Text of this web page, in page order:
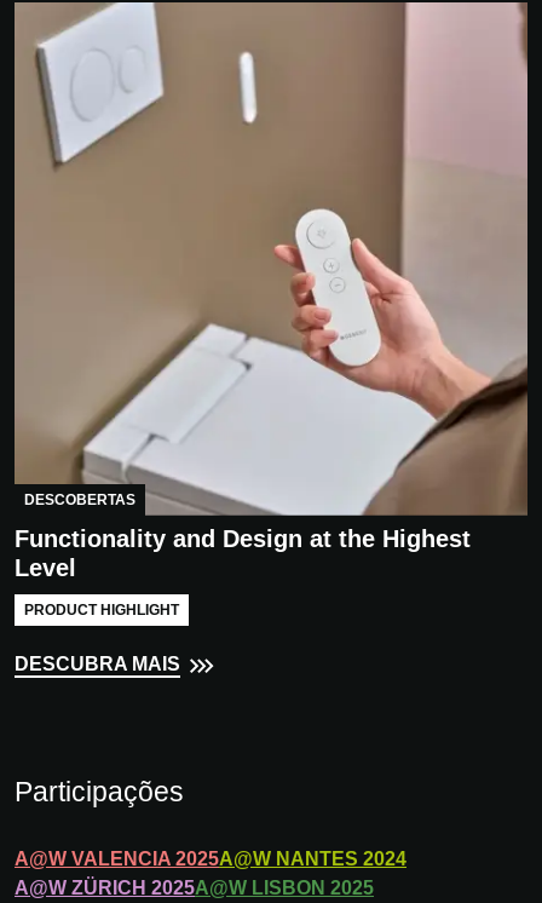
DESCOBERTAS
Functionality and Design at the Highest
Level
PRODUCT HIGHLIGHT
DESCUBRA MAIS
Participações
A@W VALENCIA 2025A@W NANTES 2024
A@W ZÜRICH 2025A@W LISBON 2025